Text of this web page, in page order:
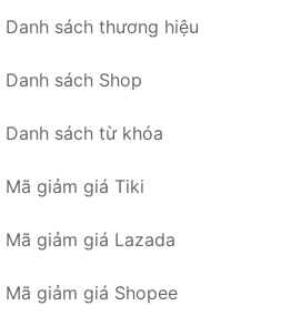
Danh sách thương hiệu
Danh sách Shop
Danh sách từ khóa
Mã giảm giá Tiki
Mã giảm giá Lazada
Mã giảm giá Shopee